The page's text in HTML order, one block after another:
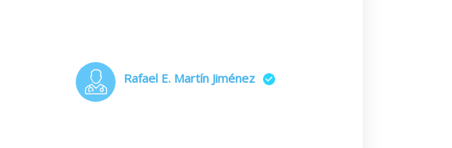
Rafael E. Martín Jiménez